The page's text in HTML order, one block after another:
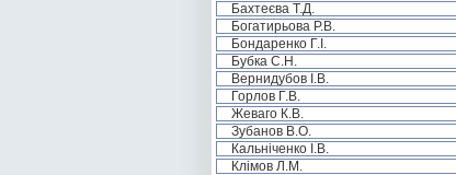
Бахтеєва Т.Д.
Богатирьова Р.В.
Бондаренко Г.І.
Бубка С.Н.
Вернидубов І.В.
Горлов Г.В.
Жеваго К.В.
Зубанов В.О.
Кальніченко І.В.
Клімов Л.М.